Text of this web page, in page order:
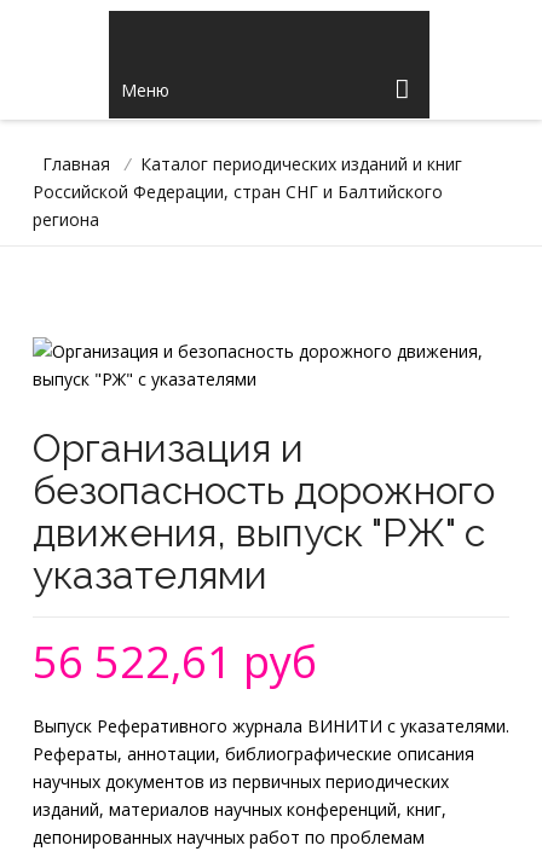
Меню
Главная / Каталог периодических изданий и книг
Российской Федерации, стран СНГ и Балтийского
региона
Организация и
безопасность дорожного
движения, выпуск "РЖ" с
указателями
56 522,61 руб
Выпуск Реферативного журнала ВИНИТИ с указателями.
Рефераты, аннотации, библиографические описания
научных документов из первичных периодических
изданий, материалов научных конференций, книг,
депонированных научных работ по проблемам